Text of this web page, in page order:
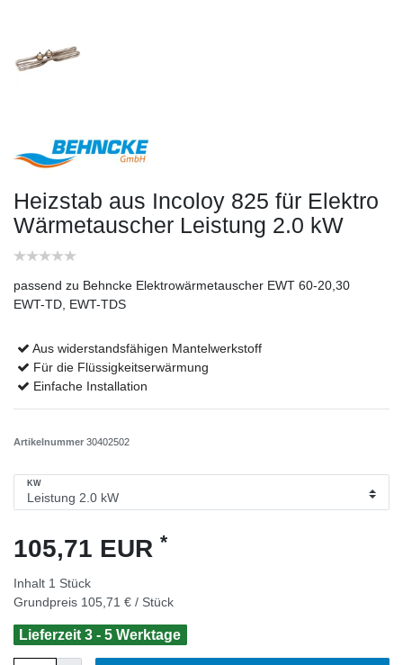
Heizstab aus Incoloy 825 für Elektro
Wärmetauscher Leistung 2.0 kW
passend zu Behncke Elektrowärmetauscher EWT 60-20,30
EWT-TD, EWT-TDS
Aus widerstandsfähigen Mantelwerkstoff
Für die Flüssigkeitserwärmung
Einfache Installation
Artikelnummer 30402502
KW
105,71 EUR *
Inhalt 1 Stück
Grundpreis 105,71 € / Stück
Lieferzeit 3 - 5 Werktage